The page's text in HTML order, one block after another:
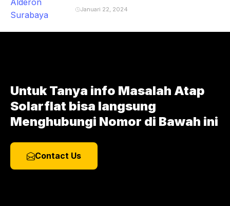
Januari 22, 2024
Untuk Tanya info Masalah Atap
Solarflat bisa langsung
Menghubungi Nomor di Bawah ini
Contact Us